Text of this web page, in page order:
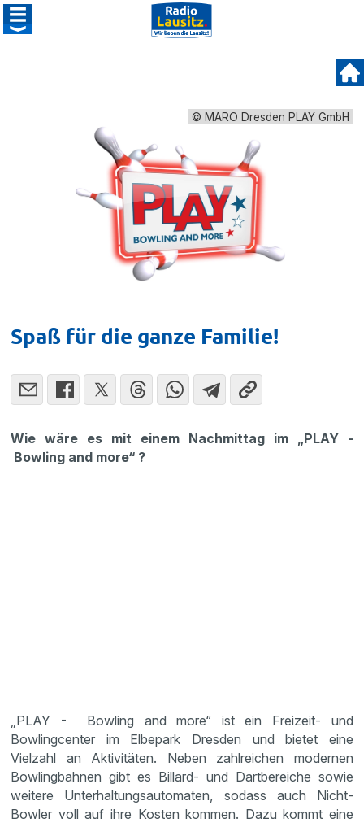
© MARO Dresden PLAY GmbH
Spaß für die ganze Familie!
Wie wäre es mit einem Nachmittag im „PLAY -
Bowling and more“ ?
„PLAY - Bowling and more“ ist ein Freizeit- und
Bowlingcenter im Elbepark Dresden und bietet eine
Vielzahl an Aktivitäten. Neben zahlreichen modernen
Bowlingbahnen gibt es Billard- und Dartbereiche sowie
weitere Unterhaltungsautomaten, sodass auch Nicht-
Bowler voll auf ihre Kosten kommen. Dazu kommt eine